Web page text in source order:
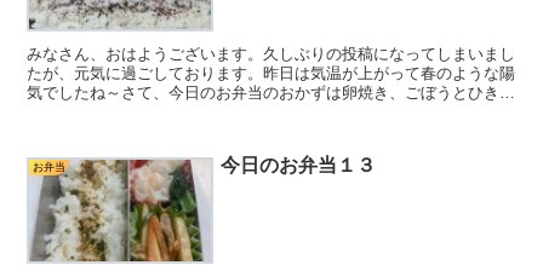
みなさん、おはようございます。久しぶりの投稿になってしまいまし
たが、元気に過ごしております。昨日は気温が上がって春のような陽
気でしたね～さて、今日のお弁当のおかずは卵焼き、ごぼうとひき肉
お弁当 今日のお弁当１３